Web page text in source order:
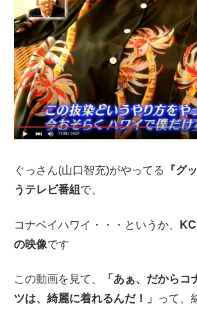
ぐっさん(山口智充)がやってる
『グ
うテレビ番組 で、
コナベイハワイ・・・というか、
の映像です
この動画を見て、
「あぁ、だから
ツは、綺麗に着れるんだ！」
って、